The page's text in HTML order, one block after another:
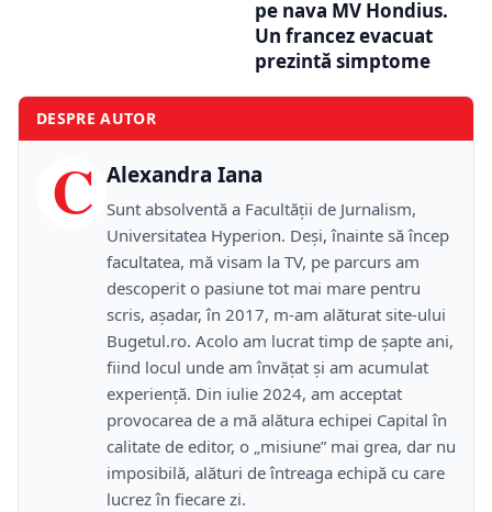
pe nava MV Hondius.
Un francez evacuat
prezintă simptome
DESPRE AUTOR
C Alexandra Iana
Sunt absolventă a Facultății de Jurnalism,
Universitatea Hyperion. Deși, înainte să încep
facultatea, mă visam la TV, pe parcurs am
descoperit o pasiune tot mai mare pentru
scris, așadar, în 2017, m-am alăturat site-ului
Bugetul.ro. Acolo am lucrat timp de șapte ani,
fiind locul unde am învățat și am acumulat
experiență. Din iulie 2024, am acceptat
provocarea de a mă alătura echipei Capital în
calitate de editor, o „misiune” mai grea, dar nu
imposibilă, alături de întreaga echipă cu care
lucrez în fiecare zi.